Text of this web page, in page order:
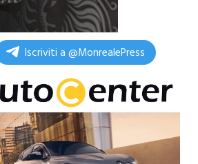
Iscriviti a @MonrealePress